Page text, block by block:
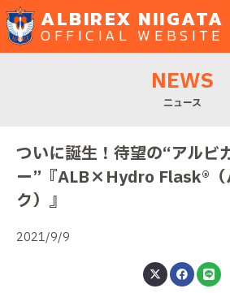
ALBIREX NIIGATA
OFFICIAL WEBSITE
NEWS
ニュース
ついに誕生！待望の“アルビ
ー”『ALB×Hydro Flask®︎（
ク）』
2021/9/9